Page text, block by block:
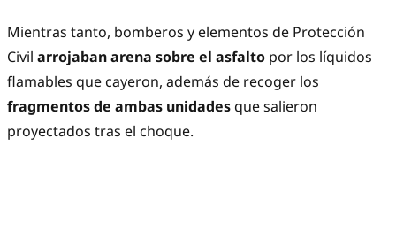
Mientras tanto, bomberos y elementos de Protección
Civil arrojaban arena sobre el asfalto por los líquidos
flamables que cayeron, además de recoger los
fragmentos de ambas unidadesque salieron
proyectados tras el choque.